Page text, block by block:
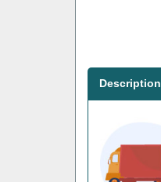
Description